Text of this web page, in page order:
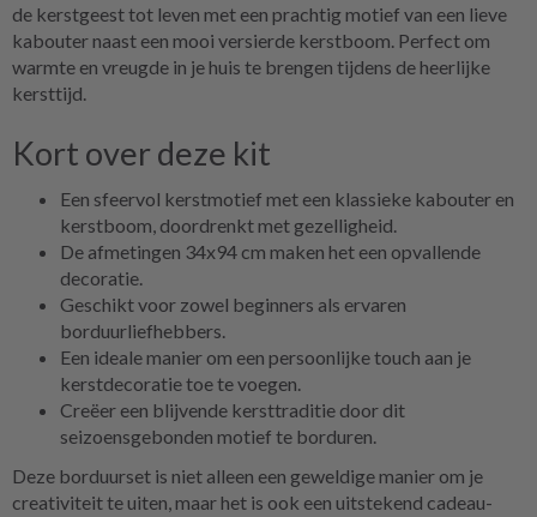
de kerstgeest tot leven met een prachtig motief van een lieve
kabouter naast een mooi versierde kerstboom. Perfect om
warmte en vreugde in je huis te brengen tijdens de heerlijke
kersttijd.
Kort over deze kit
Een sfeervol kerstmotief met een klassieke kabouter en
kerstboom, doordrenkt met gezelligheid.
De afmetingen 34x94 cm maken het een opvallende
decoratie.
Geschikt voor zowel beginners als ervaren
borduurliefhebbers.
Een ideale manier om een persoonlijke touch aan je
kerstdecoratie toe te voegen.
Creëer een blijvende kersttraditie door dit
seizoensgebonden motief te borduren.
Deze borduurset is niet alleen een geweldige manier om je
creativiteit te uiten, maar het is ook een uitstekend cadeau-